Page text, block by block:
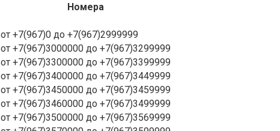
Номера
от +7(967)0 до +7(967)2999999
от +7(967)3000000 до +7(967)3299999
от +7(967)3300000 до +7(967)3399999
от +7(967)3400000 до +7(967)3449999
от +7(967)3450000 до +7(967)3459999
от +7(967)3460000 до +7(967)3499999
от +7(967)3500000 до +7(967)3569999